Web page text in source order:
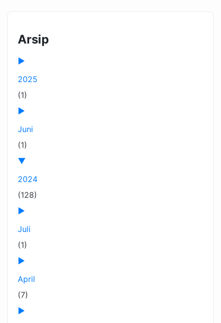
Arsip
►
2025
(1)
►
Juni
(1)
▼
2024
(128)
►
Juli
(1)
►
April
(7)
►